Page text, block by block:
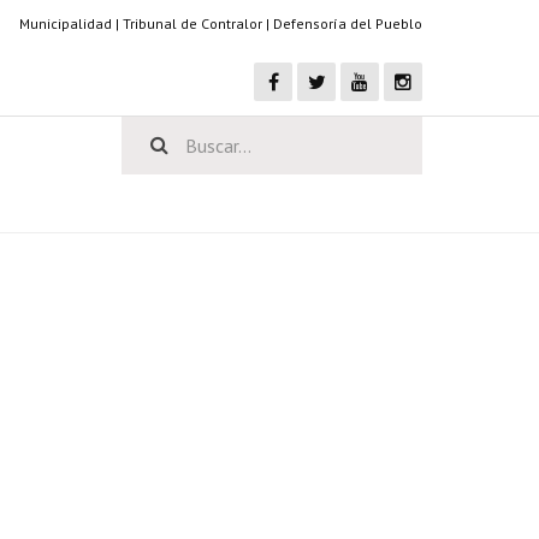
Municipalidad | Tribunal de Contralor | Defensoría del Pueblo